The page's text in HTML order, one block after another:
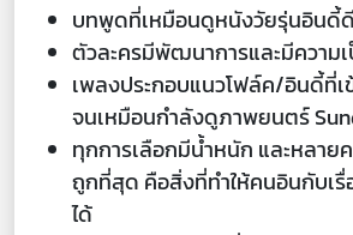
บทพูดที่เหมือนดูหนังวัยรุ่นอินดี้
ตัวละครมีพัฒนาการและมีความ
เพลงประกอบแนวโฟล์ค/อินดี้ที่เ
จนเหมือนกำลังดูภาพยนตร์
ทุกการเลือกมีน้ำหนัก และหลาย
ถูกที่สุด คือสิ่งที่ทำให้คนอินกับเ
ได้